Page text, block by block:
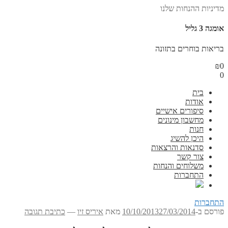
מדיניות ההנחות שלנו
אומגה 3 גליל
בריאות בוחרים בתזונה
₪0
0
בית
אודות
סיפורים אישיים
מחשבון מינונים
חנות
היכן להשיג
סדנאות והרצאות
צור קשר
משלוחים והנחות
התחברות
התחברות
פורסם ב-
10/10/201327/03/2014 מאת איריס זיו — כתיבת תגובה